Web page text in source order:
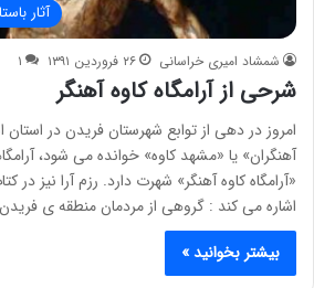
آثار
شمشاد امیری خراسانی ۲۶ فروردین ۱۳۹۱ ۱
شرحی از آرامگاه کاوه آهنگر
امروز در دهی از توابع شهرستان فریدن در
آهنگران» یا «مشهد کاوه» خوانده می شود،
«آرامگاه کاوه آهنگر» شهرت دارد. رزم آرا نیز در
اشاره می کند : گروهی از مردمان منطقه ی
بیشتر بخوانید »